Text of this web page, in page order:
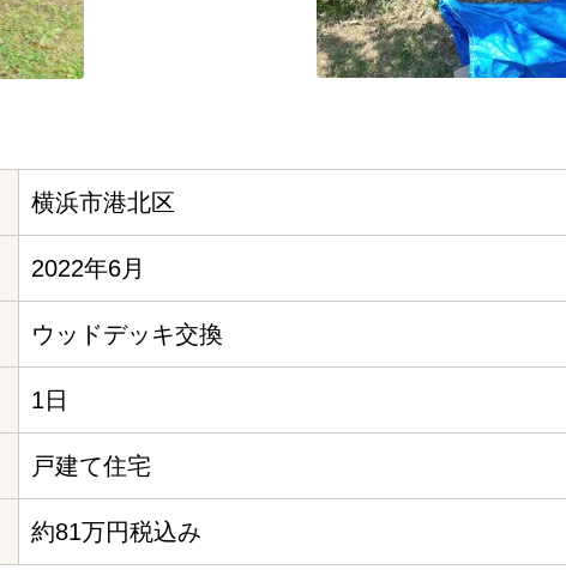
横浜市港北区
2022年6月
ウッドデッキ交換
1日
戸建て住宅
約81万円税込み